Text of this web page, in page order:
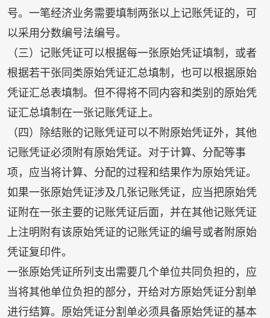
号。一笔经济业务需要填制两张以上记账凭证的，可
以采用分数编号法编号。
（三）记账凭证可以根据每一张原始凭证填制，或者
根据若干张同类原始凭证汇总填制，也可以根据原始
凭证汇总表填制。但不得将不同内容和类别的原始凭
证汇总填制在一张记账凭证上。
（四）除结账的记账凭证可以不附原始凭证外，其他
记账凭证必须附有原始凭证。对于计算、分配等事
项，应当将计算、分配的过程和结果作为原始凭证。
如果一张原始凭证涉及几张记账凭证，应当把原始凭
证附在一张主要的记账凭证后面，并在其他记账凭证
上注明附有该原始凭证的记账凭证的编号或者附原始
凭证复印件。
一张原始凭证所列支出需要几个单位共同负担的，应
当将其他单位负担的部分，开给对方原始凭证分割单
进行结算。原始凭证分割单必须具备原始凭证的基本